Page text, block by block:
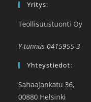
Yritys:
Teollisuustuonti Oy
Y-tunnus 0415955-3
Yhteystiedot:
Sahaajankatu 36,
00880 Helsinki